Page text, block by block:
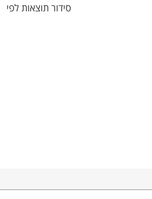
סידור תוצאות לפי